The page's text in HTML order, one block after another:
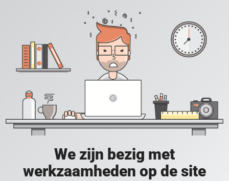
We zijn bezig met
werkzaamheden op de site